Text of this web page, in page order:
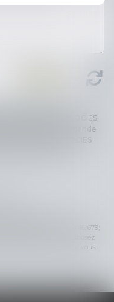
& ASSOCIES
le cadre de ma demande
modifiée relative à
européen 2016/679,
(RGPD), vous disposez
des informations qui vous